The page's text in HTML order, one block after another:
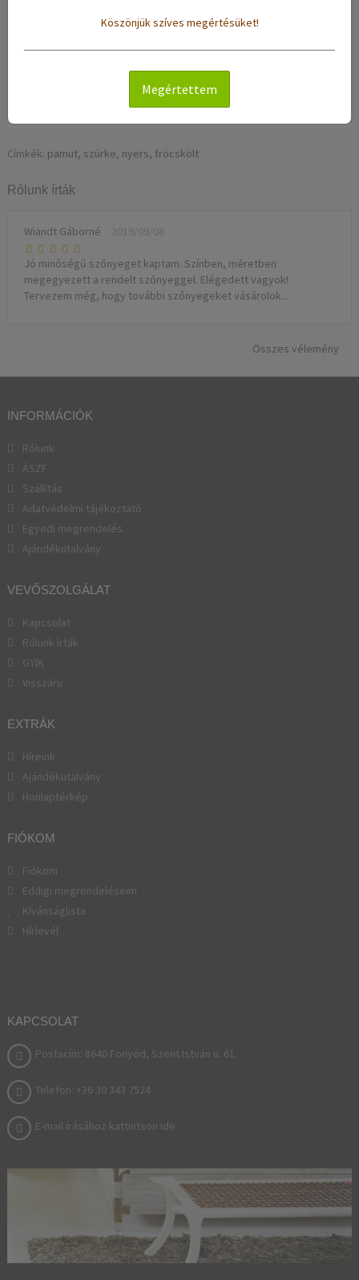
hatású, könnyen tisztítható
mosógépben 40 °C-on mosható
Címkék: pamut, szürke, nyers, fröcskölt
Rólunk írták
Wiandt Gáborné 2019/09/08
Jó minőségű szőnyeget kaptam. Színben, méretben
megegyezett a rendelt szőnyeggel. Elégedett vagyok!
Tervezem még, hogy további szőnyegeket vásárolok...
Összes vélemény
INFORMÁCIÓK
Rólunk
ÁSZF
Szállítás
Adatvédelmi tájékoztató
Egyedi megrendelés
Ajándékutalvány
VEVŐSZOLGÁLAT
Kapcsolat
Rólunk írták
GYIK
Visszáru
EXTRÁK
Híreink
Ajándékutalvány
Honlaptérkép
FIÓKOM
Fiókom
Eddigi megrendeléseim
Kívánságlista
Hírlevél
KAPCSOLAT
Postacím: 8640 Fonyód, Szent István u. 61.
Telefon: +36 30 343 7524
E-mail írásához kattintson ide
Köszönjük szíves megértésüket!
Megértettem